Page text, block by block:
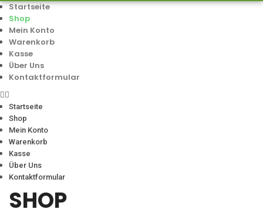
Startseite
Shop
Mein Konto
Warenkorb
Kasse
Über Uns
Kontaktformular
Startseite
Shop
Mein Konto
Warenkorb
Kasse
Über Uns
Kontaktformular
SHOP